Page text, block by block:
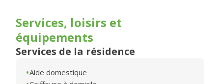
Services, loisirs et
équipements
Services de la résidence
Aide domestique